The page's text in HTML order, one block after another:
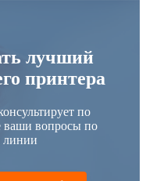
лучший
принтера
по
ваши вопросы по
линии